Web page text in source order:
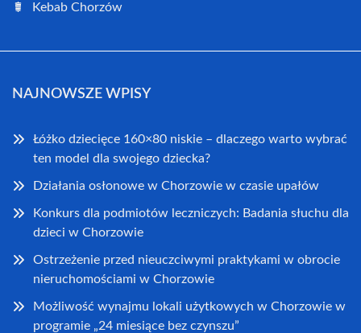
Kebab Chorzów
NAJNOWSZE WPISY
Łóżko dziecięce 160×80 niskie – dlaczego warto wybrać
ten model dla swojego dziecka?
Działania osłonowe w Chorzowie w czasie upałów
Konkurs dla podmiotów leczniczych: Badania słuchu dla
dzieci w Chorzowie
Ostrzeżenie przed nieuczciwymi praktykami w obrocie
nieruchomościami w Chorzowie
Możliwość wynajmu lokali użytkowych w Chorzowie w
programie „24 miesiące bez czynszu”